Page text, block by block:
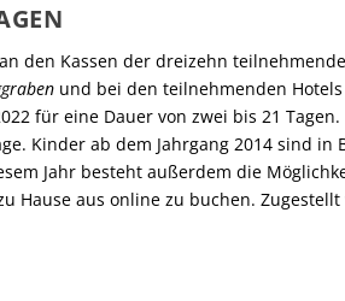
den Kassen der dreizehn
und bei den teilnehmenden
für eine Dauer von zwei bis 21
Kinder ab dem Jahrgang 2014 sind in
Jahr besteht außerdem die
Hause aus online zu buchen.